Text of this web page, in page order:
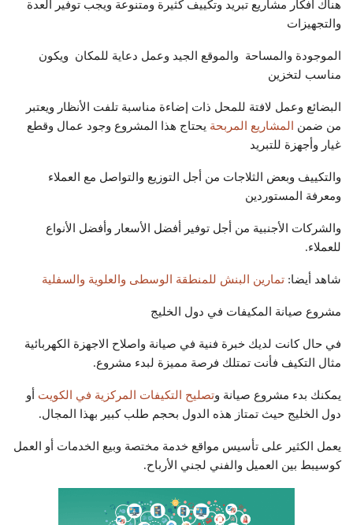
هناك افكار مشاريع تبريد وتكييف كثيرة ومتنوعة ويجب توفير العدة
والتجهيزات
الموجودة والمساحة والموقع الجيد وعمل دعاية للمكان ويكون
مناسب لتخزين
البضائع وعمل لافتة للمحل ذات إضاءة مناسبة تلفت الأنظار ويعتبر
من ضمن
المشاريع المربحة يحتاج هذا المشروع وجود عمال وقطع
غيار وأجهزة للتبريد
والتكييف وبعض الثلاجات من أجل التوزيع والتواصل مع العملاء
ومعرفة المستوردين
والشركات الأجنبية من أجل توفير أفضل الأسعار وأفضل الأنواع
للعملاء.
شاهد أيضا: تمارين البنش للمنطقة الوسطى والعلوية والسفلية
مشروع صيانة المكيفات في دول الخليج
في حال كانت لديك خبرة فنية في صيانة واصلاح الاجهزة الكهربائية
مثال التكيف فأنت تمتلك فرصة مميزة لبدء مشروع.
يمكنك بدء مشروع صيانة وتصليح التكيفات المركزية في الكويت أو
دول الخليج حيث تمتاز هذه الدول بحجم طلب كبير بهذا المجال.
يعمل الكثير على تأسيس مواقع خدمة مختصة وبيع الخدمات أو العمل
كوسيبط بين العميل والفني لجني الأرباح.